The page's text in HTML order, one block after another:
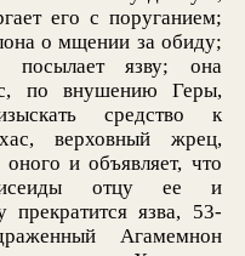
его с поруганием;
о мщении за обиду;
посылает язву; она
по внушению Геры,
средство к
верховный жрец,
и объявляет, что
отцу ее и
язва, 53-
Агамемнон